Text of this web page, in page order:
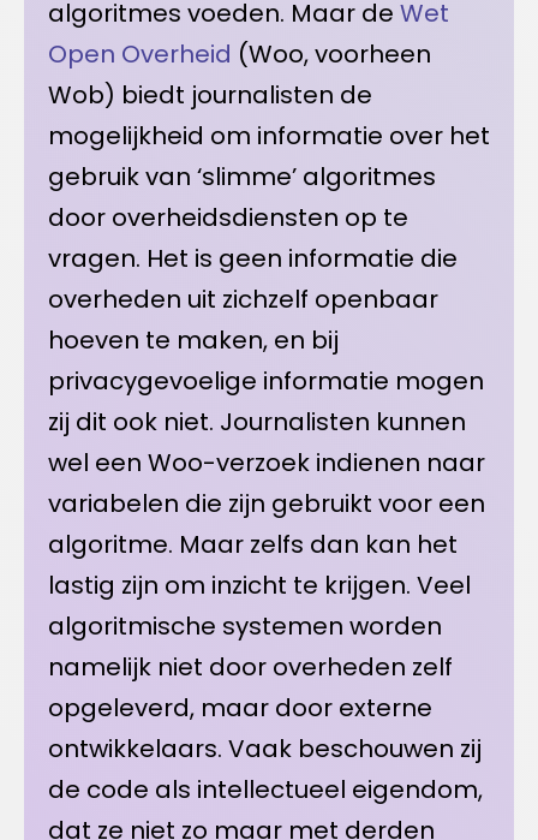
algoritmes voeden. Maar de Wet
Open Overheid (Woo, voorheen
Wob) biedt journalisten de
mogelijkheid om informatie over het
gebruik van ‘slimme’ algoritmes
door overheidsdiensten op te
vragen. Het is geen informatie die
overheden uit zichzelf openbaar
hoeven te maken, en bij
privacygevoelige informatie mogen
zij dit ook niet. Journalisten kunnen
wel een Woo-verzoek indienen naar
variabelen die zijn gebruikt voor een
algoritme. Maar zelfs dan kan het
lastig zijn om inzicht te krijgen. Veel
algoritmische systemen worden
namelijk niet door overheden zelf
opgeleverd, maar door externe
ontwikkelaars. Vaak beschouwen zij
de code als intellectueel eigendom,
dat ze niet zo maar met derden